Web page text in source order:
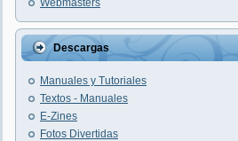
Webmasters
Descargas
Manuales y Tutoriales
Textos - Manuales
E-Zines
Fotos Divertidas